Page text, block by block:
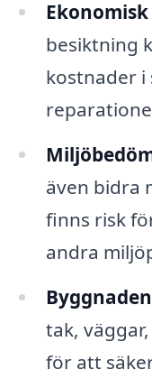
besiktning
kostnader i
även bidra
finns risk
andra
tak, väggar,
för att